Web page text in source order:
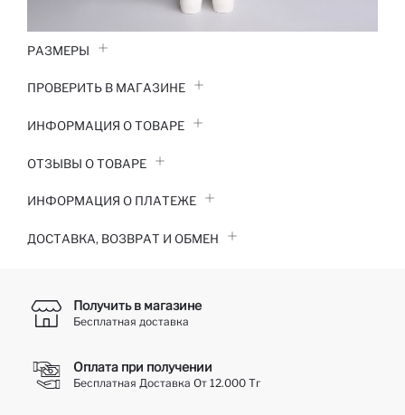
РАЗМЕРЫ
ПРОВЕРИТЬ В МАГАЗИНЕ
ИНФОРМАЦИЯ О ТОВАРЕ
ОТЗЫВЫ О ТОВАРЕ
ИНФОРМАЦИЯ О ПЛАТЕЖЕ
ДОСТАВКА, ВОЗВРАТ И ОБМЕН
Получить в магазине
Бесплатная доставка
Оплата при получении
Бесплатная Доставка От 12.000 Тг